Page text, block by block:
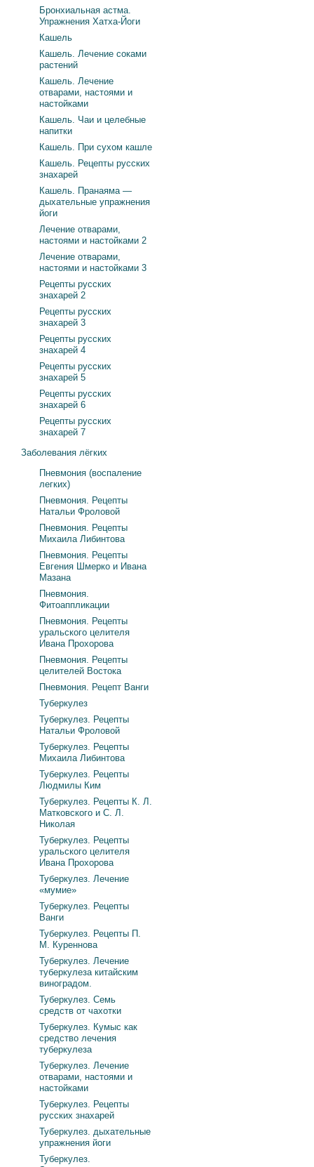
Бронхиальная астма.
Упражнения Хатха-Йоги
Кашель
Кашель. Лечение соками
растений
Кашель. Лечение
отварами, настоями и
настойками
Кашель. Чаи и целебные
напитки
Кашель. При сухом кашле
Кашель. Рецепты русских
знахарей
Кашель. Пранаяма —
дыхательные упражнения
йоги
Лечение отварами,
настоями и настойками 2
Лечение отварами,
настоями и настойками 3
Рецепты русских
знахарей 2
Рецепты русских
знахарей 3
Рецепты русских
знахарей 4
Рецепты русских
знахарей 5
Рецепты русских
знахарей 6
Рецепты русских
знахарей 7
Заболевания лёгких
Пневмония (воспаление
легких)
Пневмония. Рецепты
Натальи Фроловой
Пневмония. Рецепты
Михаила Либинтова
Пневмония. Рецепты
Евгения Шмерко и Ивана
Мазана
Пневмония.
Фитоаппликации
Пневмония. Рецепты
уральского целителя
Ивана Прохорова
Пневмония. Рецепты
целителей Востока
Пневмония. Рецепт Ванги
Туберкулез
Туберкулез. Рецепты
Натальи Фроловой
Туберкулез. Рецепты
Михаила Либинтова
Туберкулез. Рецепты
Людмилы Ким
Туберкулез. Рецепты К. Л.
Матковского и С. Л.
Николая
Туберкулез. Рецепты
уральского целителя
Ивана Прохорова
Туберкулез. Лечение
«мумие»
Туберкулез. Рецепты
Ванги
Туберкулез. Рецепты П.
М. Куреннова
Туберкулез. Лечение
туберкулеза китайским
виноградом.
Туберкулез. Семь
средств от чахотки
Туберкулез. Кумыс как
средство лечения
туберкулеза
Туберкулез. Лечение
отварами, настоями и
настойками
Туберкулез. Рецепты
русских знахарей
Туберкулез. дыхательные
упражнения йоги
Туберкулез.